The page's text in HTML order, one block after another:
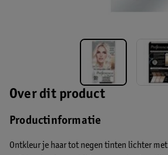
Over dit product
Productinformatie
Ontkleur je haar tot negen tinten lichter